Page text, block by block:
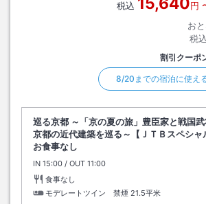
税込 円
お
税込
割引クーポ
8/20までの宿泊に使え
巡る京都 ～「京の夏の旅」豊臣家と戦国
京都の近代建築を巡る～【ＪＴＢスペシャ
お食事なし
IN チェックイン
15:00 / OUT チェックアウト
11:00
食事なし
モデレートツイン 禁煙 21.5平米